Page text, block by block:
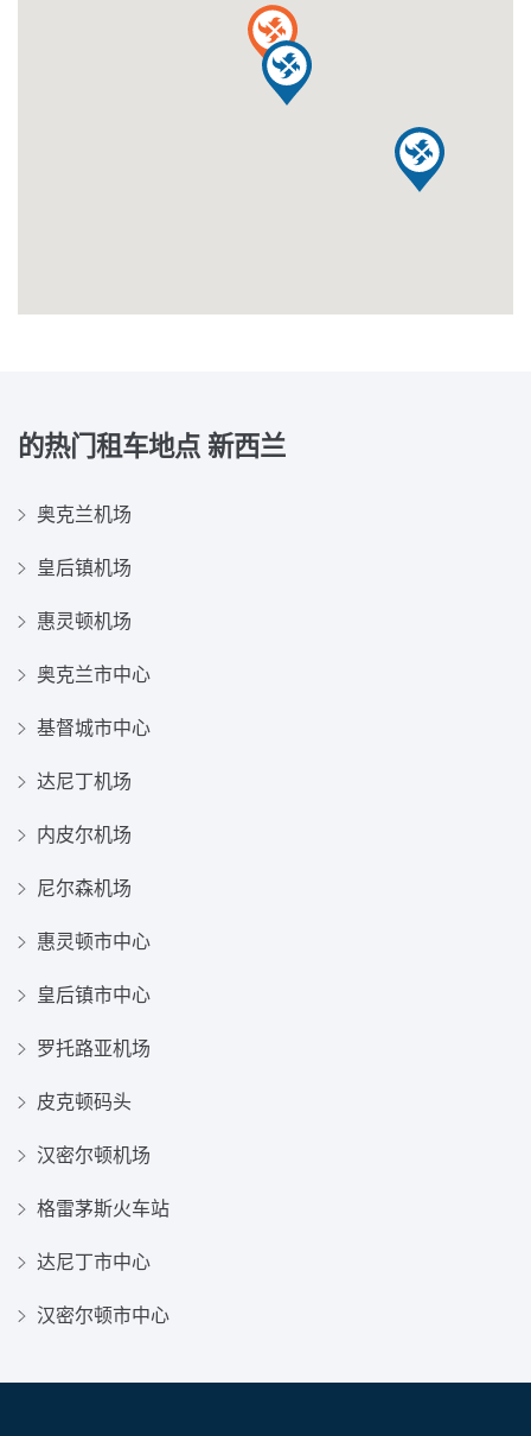
的热门租车地点 新西兰
奥克兰机场
皇后镇机场
惠灵顿机场
奥克兰市中心
基督城市中心
达尼丁机场
内皮尔机场
尼尔森机场
惠灵顿市中心
皇后镇市中心
罗托路亚机场
皮克顿码头
汉密尔顿机场
格雷茅斯火车站
达尼丁市中心
汉密尔顿市中心